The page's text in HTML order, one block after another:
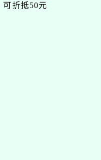
可折抵50元